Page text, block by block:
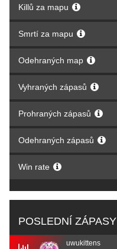
Killů za mapu
Smrtí za mapu
Odehraných map
Vyhraných zápasů
Prohraných zápasů
Odehraných zápasů
Win rate
POSLEDNÍ ZÁPASY
uwukittens